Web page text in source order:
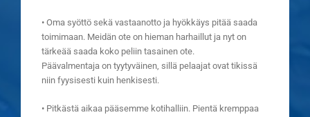
• Oma syöttö sekä vastaanotto ja hyökkäys pitää saada
toimimaan. Meidän ote on hieman harhaillut ja nyt on
tärkeää saada koko peliin tasainen ote.
Päävalmentaja on tyytyväinen, sillä pelaajat ovat tikissä
niin fyysisesti kuin henkisesti.
• Pitkästä aikaa pääsemme kotihalliin. Pientä kremppaa